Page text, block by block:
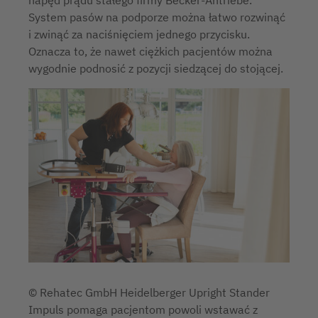
System pasów na podporze można łatwo rozwinąć
i zwinąć za naciśnięciem jednego przycisku.
Oznacza to, że nawet ciężkich pacjentów można
wygodnie podnosić z pozycji siedzącej do stojącej.
© Rehatec GmbH Heidelberger Upright Stander
Impuls pomaga pacjentom powoli wstawać z